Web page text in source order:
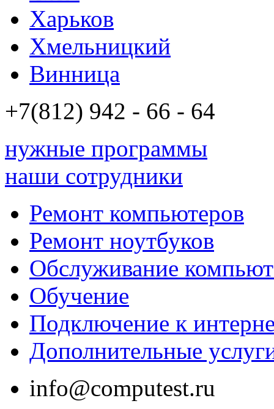
Харьков
Хмельницкий
Винница
+7(812) 942 - 66 - 64
нужные программы
наши сотрудники
Ремонт компьютеров
Ремонт ноутбуков
Обслуживание
Обучение
Подключение к
Дополнительные
info@computest.ru